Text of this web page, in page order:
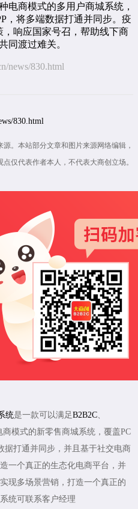
商模式的多用户商城系统，
，将多端数据打通并同步。疫
响应国家号召，帮助线下商
同渡过难关。
news/830.html
830.html
。本站部分文章和图片来源网络编辑，
仅代表作者本人，不代表大商创立场。
统是一款可以满足B2B2C
商模式的新零售商城系统，覆盖PC
据打通并同步，并且基于社交电商
一个真正的生态化电商平台，并
现多场景营销，打造一个真正的
统可联系客户经理